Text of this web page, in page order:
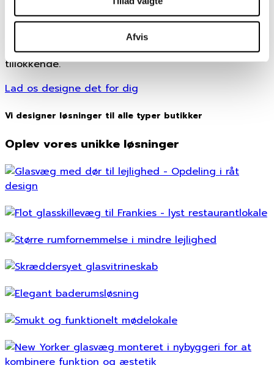
Afvis
På den måde er GlassMate ideel til at give dine
butikslokaler ekstra kant eller skabe en helt særlig
atmosfære, der virker både indbydende og
tillokkende.
Lad os designe det for dig
Vi designer løsninger til alle typer butikker
Oplev vores unikke løsninger